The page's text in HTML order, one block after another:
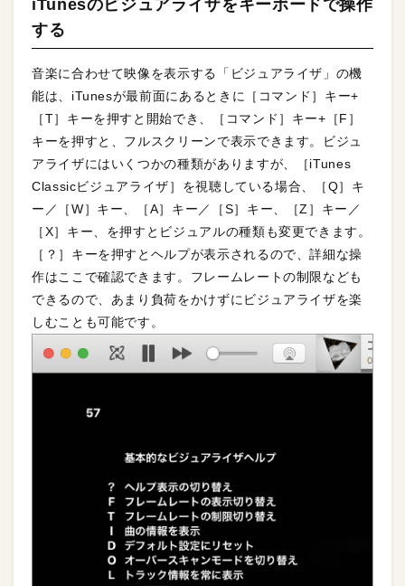
iTunesのビジュアライザをキーボードで操作
する
音楽に合わせて映像を表示する「ビジュアライザ」の機
能は、iTunesが最前面にあるときに［コマンド］キー+
［T］キーを押すと開始でき、［コマンド］キー+［F］
キーを押すと、フルスクリーンで表示できます。ビジュ
アライザにはいくつかの種類がありますが、［iTunes
Classicビジュアライザ］を視聴している場合、［Q］キ
ー／［W］キー、［A］キー／［S］キー、［Z］キー／
［X］キー、を押すとビジュアルの種類も変更できます。
［？］キーを押すとヘルプが表示されるので、詳細な操
作はここで確認できます。フレームレートの制限なども
できるので、あまり負荷をかけずにビジュアライザを楽
しむことも可能です。